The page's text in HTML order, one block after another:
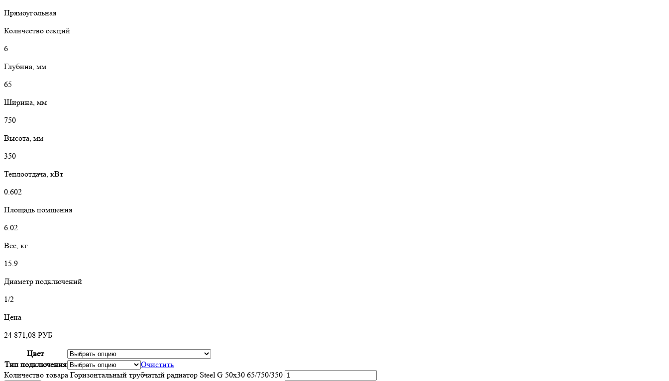
Прямоугольная
Количество секций
6
Глубина, мм
65
Ширина, мм
750
Высота, мм
350
Теплоотдача, кВт
0.602
Площадь помщения
6.02
Вес, кг
15.9
Диаметр подключений
1/2
Цена
24 871,08 РУБ
Цвет
Тип подключения
Очистить
Количество товара Горизонтальный трубчатый радиатор Steel G 50х30 65/750/350